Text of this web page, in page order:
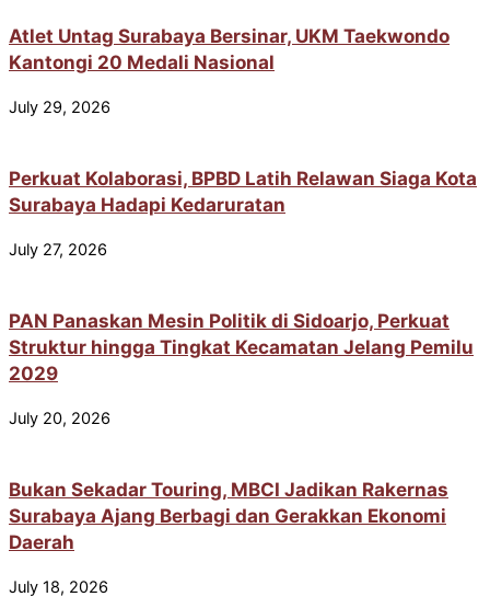
Atlet Untag Surabaya Bersinar, UKM Taekwondo
Kantongi 20 Medali Nasional
July 29, 2026
Perkuat Kolaborasi, BPBD Latih Relawan Siaga Kota
Surabaya Hadapi Kedaruratan
July 27, 2026
PAN Panaskan Mesin Politik di Sidoarjo, Perkuat
Struktur hingga Tingkat Kecamatan Jelang Pemilu
2029
July 20, 2026
Bukan Sekadar Touring, MBCI Jadikan Rakernas
Surabaya Ajang Berbagi dan Gerakkan Ekonomi
Daerah
July 18, 2026